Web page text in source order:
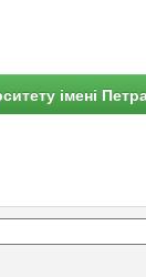
імені